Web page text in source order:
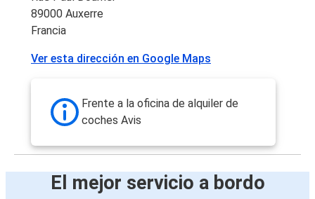
89000 Auxerre
Francia
Ver esta dirección en Google Maps
Frente a la oficina de alquiler de
coches Avis
El mejor servicio a bordo